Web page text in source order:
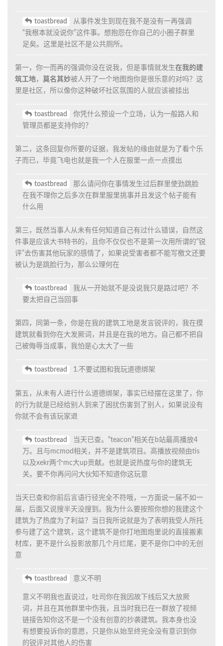
toastbread
从事件发生到现在我不是没有一再强调
“我根本就没说你”这件事。想抱怨在你自己的小圈子群里
足矣。这里是社区不是公共厕所。
第一，你一而再的强调你没在说我，但是事情就发生在我的建
筑工地， 莫名其妙被人开了一个地图炮你是很乐意的对吗？这
里是社区，所以像你这种破坏社区氛围的人就应该被挂出
toastbread
你凭什么预设一个立场，认为一般路人和
管理员都是支持你的？
第二，这条回复你所要的证据，我发帖的缘由就是为了看个乐
子而已，毕竟飞电也就是我一个人在服里一点一点摸出
toastbread
那么请问你在事情发生过后群里使劲跳脸
在我不理你之后多次在群里服里挑事并且发这个帖子能有
什么用
第三，既然当事人从未有任何知道自己有过什么错误，自然这
件事是应该大书特书的，且你不仅仅也不是第一次用所谓的“锐
评”去伤害其他玩家的感情了，如果说受害者都不能写檄文还要
被认为是跳脸行为，那么公理何在
toastbread
我从一开始就不是没说我只是路过吧？不
要太把自己当回事
第四，同第一条，你是在我的建筑工地是发言锐评的，我在摸
建筑就看到你在大发厥词，并且是在我的地方。自己都不把自
己被侮辱当成事，我怕是心太大了一些
toastbread 1.不要试图和我玩道德绑架
第五，从未有人进行什么道德绑架，事实已经摆在这里了，你
的行为就是已经给别人到来了困扰伤害到了别人，如果说没有
你就不会有该玩家退
toastbread
当天已查。“teacon”相关在b站最高播放4
万。且与mcmod相关，并不是建筑项目。高播放视频由tis
以及xekr两个mc大up贡献。也就是说热度与你的建筑无
关。要不你再问问大伙知不知道你这玩意
当天已查和你前后言语行径完全不符哦，一方面说一届不如一
届，后面又说搜半天没搜到。我为什么要按照你想的我建这个
建筑为了热度为了利益？当日我所说就是为了表明我受人所托
参与建了这个建筑，这个建筑不是你打地图炮里说的直接搬素
材库，更不是什么投影放那几个月烂尾，更不是你口中的无创
意
toastbread 意义不明
意义不明我也直说过，吐司你在我因故下线后又大放厥
词，并且在其他群里中伤我，且当时我已在一群放了视频
链接告知你这不是一个没有创意的抄袭建筑。我本身也没
有想要投诉你的意愿，只是你从始至终完全没有意识到你
的锐评对其他人的伤害